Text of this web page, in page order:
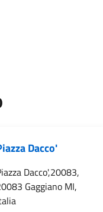
Dacco'
Dacco',20083,
Gaggiano MI,